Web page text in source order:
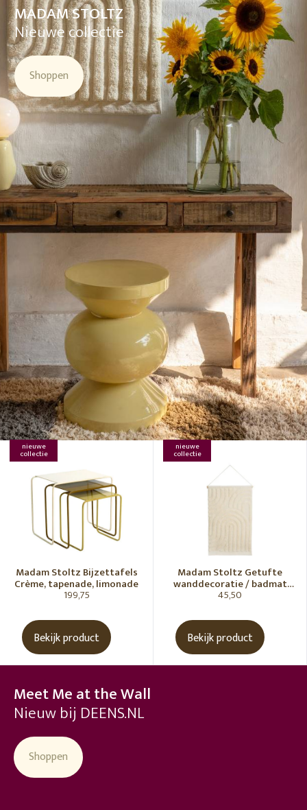
MADAM STOLTZ
Nieuwe collectie
Shoppen
nieuwe
collectie
Madam Stoltz Bijzettafels
Crème, tapenade, limonade
199,75
Bekijk product
nieuwe
collectie
Madam Stoltz Getufte
wanddecoratie / badmat
Vanille
45,50
Bekijk product
Meet Me at the Wall
Nieuw bij DEENS.NL
Shoppen